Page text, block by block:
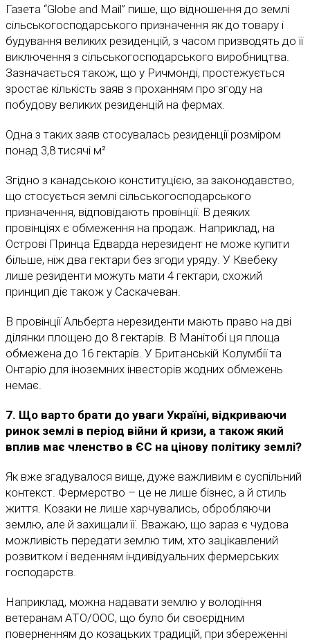
Газета “Globe and Mail” пише, що відношення до землі
сільськогосподарського призначення як до товару і
будування великих резиденцій, з часом призводять до її
виключення з сільськогосподарського виробництва.
Зазначається також, що у Ричмонді, простежується
зростає кількість заяв з проханням про згоду на
побудову великих резиденцій на фермах.
Одна з таких заяв стосувалась резиденції розміром
понад 3,8 тисячі м²
Згідно з канадською конституцією, за законодавство,
що стосується землі сільськогосподарського
призначення, відповідають провінції. В деяких
провінціях є обмеження на продаж. Наприклад, на
Острові Принца Едварда нерезидент не може купити
більше, ніж два гектари без згоди уряду. У Квебеку
лише резиденти можуть мати 4 гектари, схожий
принцип діє також у Саскачеван.
В провінції Альберта нерезиденти мають право на дві
ділянки площею до 8 гектарів. В Манітобі ця площа
обмежена до 16 гектарів. У Британській Колумбії та
Онтаріо для іноземних інвесторів жодних обмежень
немає.
7. Що варто брати до уваги Україні, відкриваючи
ринок землі в період війни й кризи, а також який
вплив має членство в ЄС на цінову політику землі?
Як вже згадувалося вище, дуже важливим є суспільний
контекст. Фермерство – це не лише бізнес, а й стиль
життя. Козаки не лише харчувались, обробляючи
землю, але й захищали її. Вважаю, що зараз є чудова
можливість передати землю тим, хто зацікавлений
розвитком і веденням індивідуальних фермерських
господарств.
Наприклад, можна надавати землю у володіння
ветеранам АТО/ООС, що було би своєрідним
поверненням до козацьких традицій, при збереженні